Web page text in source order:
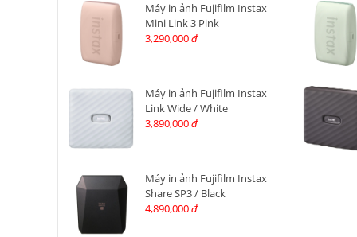
Máy in ảnh Fujifilm Instax
Mini Link 3 Pink
3,290,000 đ
Máy in ảnh Fujifilm Instax
Link Wide / White
3,890,000 đ
Máy in ảnh Fujifilm Instax
Share SP3 / Black
4,890,000 đ